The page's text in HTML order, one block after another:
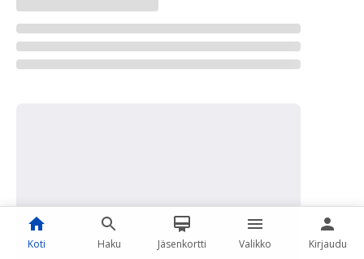
Koti Haku Jäsenkortti Valikko Kirjaudu